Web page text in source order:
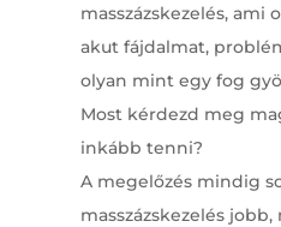
masszázskezelés, ami
akut fájdalmat,
olyan mint egy fog
Most kérdezd meg
inkább tenni?
A megelőzés mindig
masszázskezelés